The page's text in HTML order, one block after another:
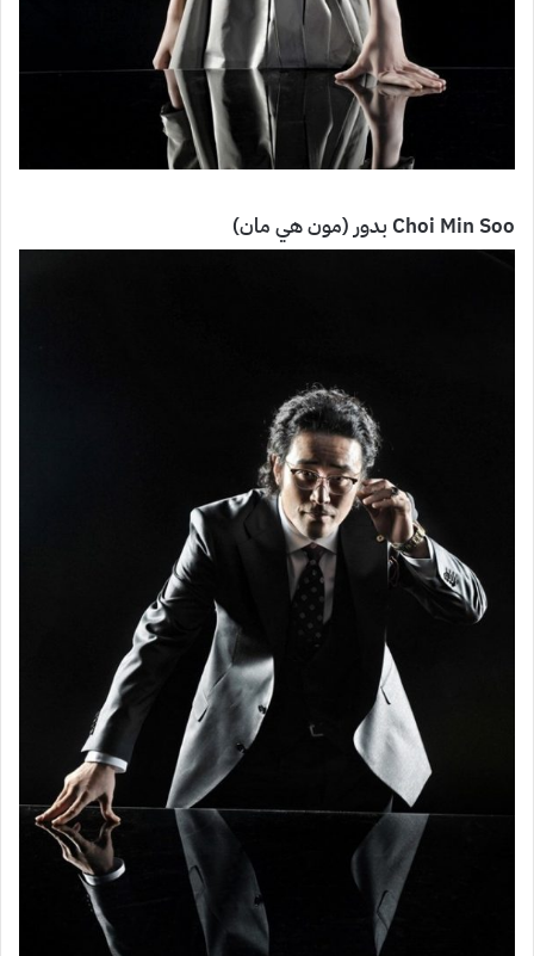
Choi Min Soo بدور (مون هي مان)